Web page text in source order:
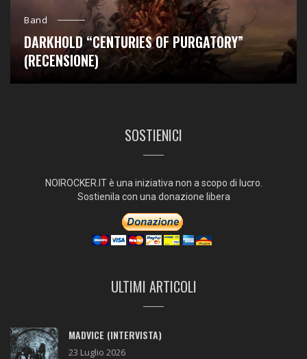
Band
DARKHOLD “CENTURIES OF PURGATORY”
(RECENSIONE)
SOSTIENICI
NOIROCKER.IT è una iniziativa non a scopo di lucro.
Sostienila con una donazione libera
ULTIMI ARTICOLI
MADVICE (INTERVISTA)
23 Luglio 2026